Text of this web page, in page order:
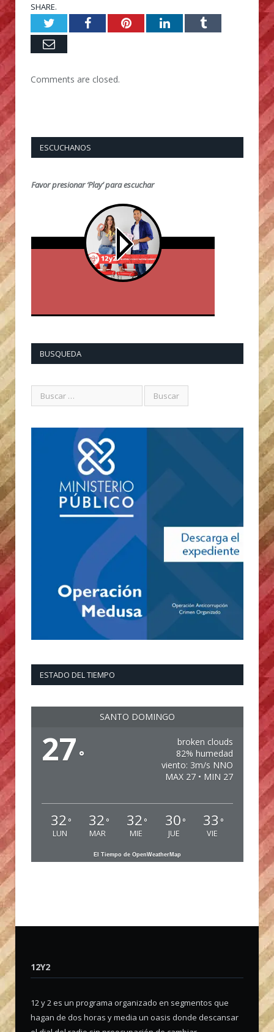
SHARE.
TwitterFacebookPinterestLinkedInTumblr
Email
Comments are closed.
ESCUCHANOS
Favor presionar ‘Play’ para escuchar
BUSQUEDA
ESTADO DEL TIEMPO
SANTO DOMINGO
27 °
broken clouds
82% humedad
viento: 3m/s NNO
MAX 27 • MIN 27
32 °
LUN
32 °
MAR
32 °
MIE
30 °
JUE
33 °
VIE
El Tiempo de OpenWeatherMap
12Y2
12 y 2 es un programa organizado en segmentos que
hagan de dos horas y media un oasis donde descansar